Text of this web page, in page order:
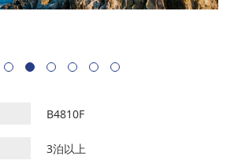
B4810F
3泊以上